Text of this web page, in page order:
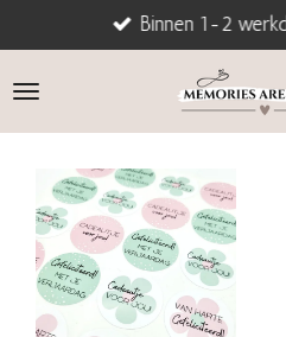
direct
naar
Binnen 1-2